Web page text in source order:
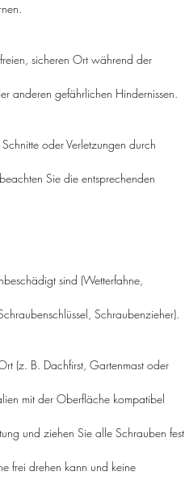
erhältlich, sodass Sie
können.
Wetterfahnen sind nicht nur ein
sondern auch ein stilvolles,
Verarbeitung, der integrierte
sicheren Ort während der
anderen gefährlichen Hindernissen.
oder Verletzungen durch
Sie die entsprechenden
sind (Wetterfahne,
Schraubenzieher).
(z. B. Dachfirst, Gartenmast oder
mit der Oberfläche kompatibel
und ziehen Sie alle Schrauben fest
frei drehen kann und keine